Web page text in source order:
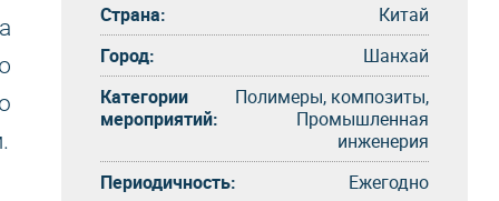
Страна:
Китай
Город:
Шанхай
Категории
мероприятий:
Полимеры, композиты,
Промышленная
инженерия
Периодичность:
Eжегоднo